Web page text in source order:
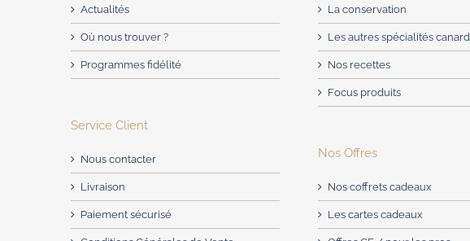
Actualités
Où nous trouver ?
Programmes fidélité
Service Client
Nous contacter
Livraison
Paiement sécurisé
La conservation
Les autres spécialités canard
Nos recettes
Focus produits
Nos Offres
Nos coffrets cadeaux
Les cartes cadeaux